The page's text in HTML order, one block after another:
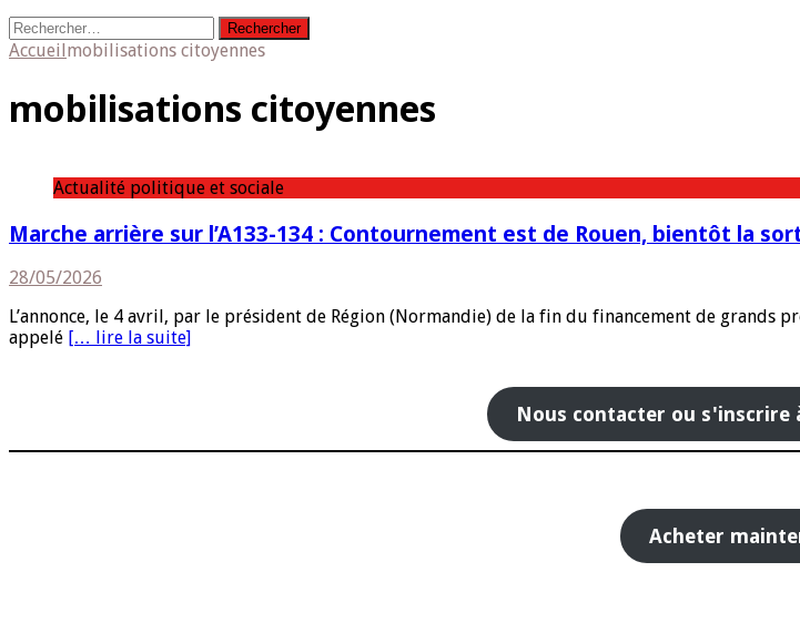
Rechercher :
Accueilmobilisations citoyennes
mobilisations citoyennes
Actualité politique et sociale
Marche arrière sur l’A133-134 : Contournement est de Rouen, bientôt la
28/05/2026
L’annonce, le 4 avril, par le président de Région (Normandie) de la fin du financement de
appelé [… lire la suite]
Nous contacter ou s'inscrire
Acheter